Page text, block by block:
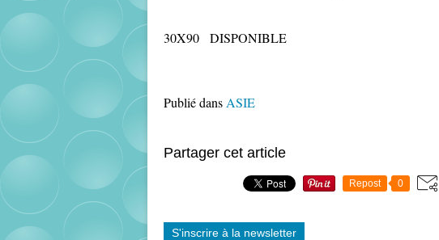
30X90 DISPONIBLE
Publié dans ASIE
Partager cet article
Repost 0
S'inscrire à la newsletter